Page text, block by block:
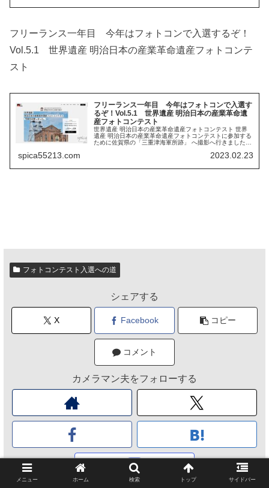
フリーランス一年目 今年はフォトコンで入選するぞ！
Vol.5.1 世界遺産 明治日本の産業革命遺産フォトコンテ
スト
フリーランス一年目 今年はフォトコンで入選す
るぞ！Vol.5.1 世界遺産 明治日本の産業革命遺
産フォトコンテスト
世界遺産 明治日本の産業革命遺産フォトコンテスト 世界
遺産 明治日本の産業革命遺産フォトコンテストに参加する
ために佐賀県の「三重津海軍所跡」 へ撮影へ行きました。
spica55213.com 2023.02.23
フォトコンテスト入選への道
シェアする
X Facebook コピー
コメント
カメラマン夫をフォローする
メニュー ホーム 検索 トップ サイドバー